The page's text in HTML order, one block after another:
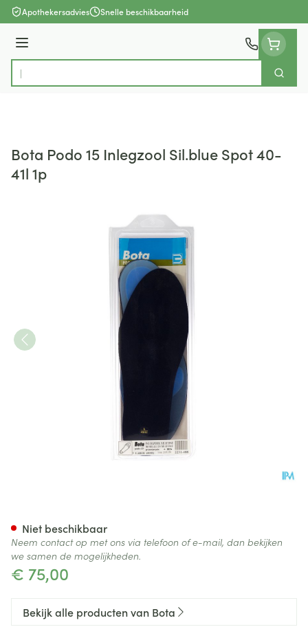
Ga naar de inhoud
Apothekersadvies Snelle beschikbaarheid
Menu
Product, merk, categorie...
Zoek
Bota Podo 15 Inlegzool Sil.blue Spot 40-
41l 1p
€ 75,00
Niet beschikbaar
Neem contact op met ons via telefoon of e-mail, dan bekijken
we samen de mogelijkheden.
Bekijk alle producten van Bota